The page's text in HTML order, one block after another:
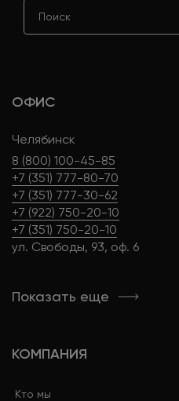
ОФИС
Челябинск
8 (800) 100-45-85
+7 (351) 777-80-70
+7 (351) 777-30-62
+7 (922) 750-20-10
+7 (351) 750-20-10
ул. Свободы, 93, оф. 6
Показать еще
КОМПАНИЯ
Кто мы